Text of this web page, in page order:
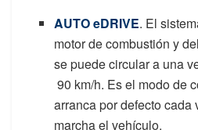
AUTO eDRIVE. El
motor de combustión y
se puede circular a una
90 km/h. Es el modo de
arranca por defecto cada
marcha el vehículo.